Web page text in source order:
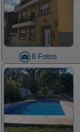
8 Fotos